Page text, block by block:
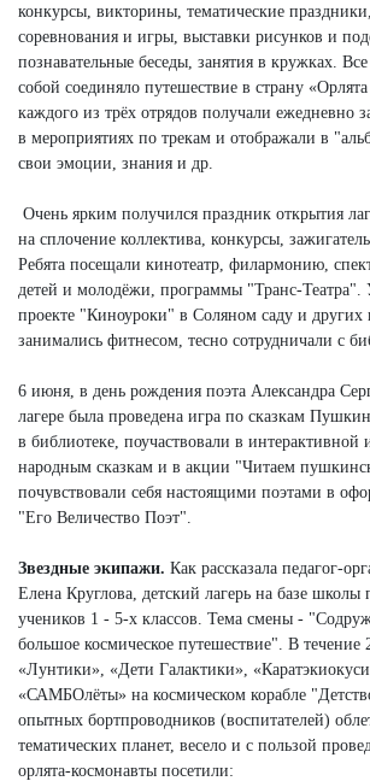
конкурсы, викторины, тематические
соревнования и игры, выставки рисунков и
познавательные беседы, занятия в кружках.
собой соединяло путешествие в страну
каждого из трёх отрядов получали ежедневно
в мероприятиях по трекам и отображали в
свои эмоции, знания и др.
Очень ярким получился праздник открытия
на сплочение коллектива, конкурсы,
Ребята посещали кинотеатр, филармонию,
детей и молодёжи, программы "Транс-Театра".
проекте "Киноуроки" в Соляном саду и других
занимались фитнесом, тесно сотрудничали с
6 июня, в день рождения поэта Александра
лагере была проведена игра по сказкам
в библиотеке, поучаствовали в интерактивной
народным сказкам и в акции "Читаем
почувствовали себя настоящими поэтами в
"Его Величество Поэт".
Звездные экипажи. Как рассказала педагог-
Елена Круглова, детский лагерь на базе школы
учеников 1 - 5-х классов. Тема смены -
большое космическое путешествие". В течение
«Лунтики», «Дети Галактики»,
«САМБОлёты» на космическом корабле
опытных бортпроводников (воспитателей)
тематических планет, весело и с пользой
орлята-космонавты посетили: